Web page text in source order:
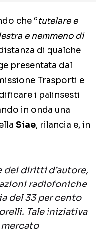
che “tutelare e
e nemmeno di
di qualche
presentata dal
Trasporti e
i palinsesti
in onda una
Siae, rilancia e, in
dei diritti d’autore,
radiofoniche
del 33 per cento
Tale iniziativa